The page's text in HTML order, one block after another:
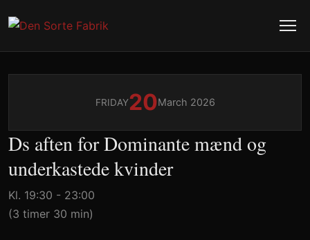
FRIDAY20March 2026
Ds aften for Dominante mænd og
underkastede kvinder
Kl. 19:30 - 23:00
(3 timer 30 min)